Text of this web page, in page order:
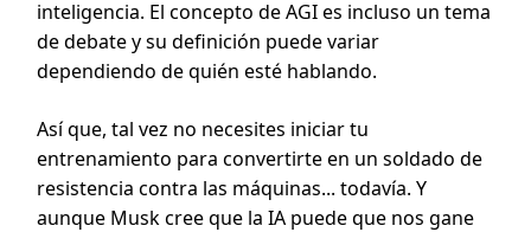
inteligencia. El concepto de AGI es incluso un tema
de debate y su definición puede variar
dependiendo de quién esté hablando.
Así que, tal vez no necesites iniciar tu
entrenamiento para convertirte en un soldado de
resistencia contra las máquinas... todavía. Y
aunque Musk cree que la IA puede que nos gane